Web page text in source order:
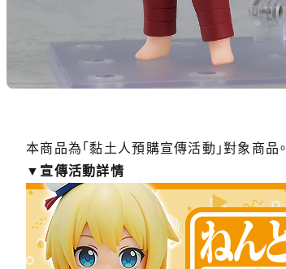
本商品為「黏土人預購宣傳活動」對象商品。
▼宣傳活動詳情